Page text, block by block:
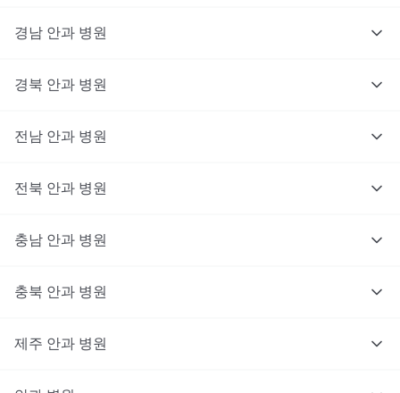
경남 안과 병원
경북 안과 병원
전남 안과 병원
전북 안과 병원
충남 안과 병원
충북 안과 병원
제주 안과 병원
대기없이 진료를 받고 싶으신가요?